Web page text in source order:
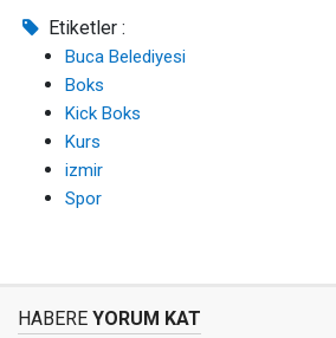
Etiketler :
Buca Belediyesi
Boks
Kick Boks
Kurs
izmir
Spor
HABERE YORUM KAT